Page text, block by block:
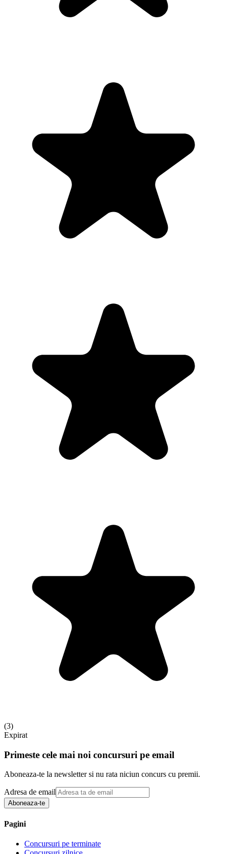
(3)
Expirat
Primeste cele mai noi concursuri pe email
Aboneaza-te la newsletter si nu rata niciun concurs cu premii.
Adresa de email
Aboneaza-te
Pagini
Concursuri pe terminate